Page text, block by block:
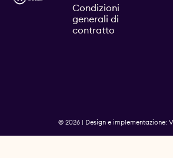
Condizioni
generali di
contratto
© 2026 | Design e implementazione: